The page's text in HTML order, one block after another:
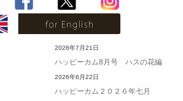
2026年7月21日
ハッピーカム8月号 ハスの花編
2026年6月22日
ハッピーカム２０２６年七月